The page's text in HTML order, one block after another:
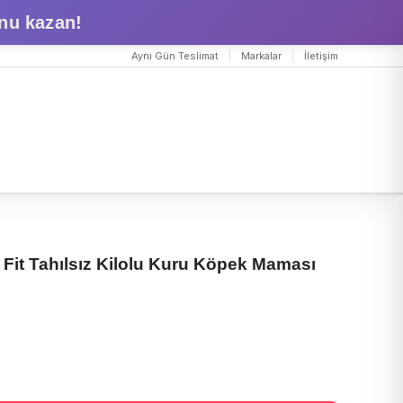
kazan!
Aynı Gün Teslimat Markalar İletişim
Tahılsız Kilolu Kuru Köpek Maması